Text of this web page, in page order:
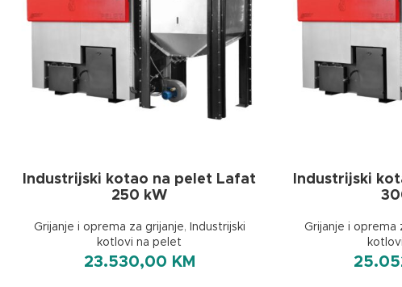
Industrijski kotao na pelet Lafat
250 kW
Grijanje i oprema za grijanje, Industrijski
kotlovi na pelet
23.530,00 KM
Industrijski
Grijanje i oprema